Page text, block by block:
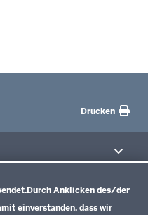
Durch Anklicken des/der
einverstanden, dass wir
Drucken